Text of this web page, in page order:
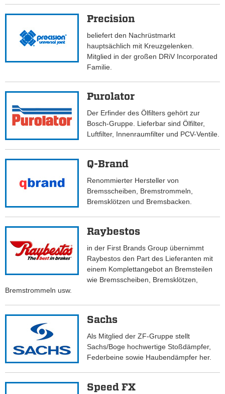
Precision
beliefert den Nachrüstmarkt
hauptsächlich mit Kreuzgelenken.
Mitglied in der großen DRiV Incorporated
Familie.
Purolator
Der Erfinder des Ölfilters gehört zur
Bosch-Gruppe. Lieferbar sind Ölfilter,
Luftfilter, Innenraumfilter und PCV-Ventile.
Q-Brand
Renommierter Hersteller von
Bremsscheiben, Bremstrommeln,
Bremsklötzen und Bremsbacken.
Raybestos
in der First Brands Group übernimmt
Raybestos den Part des Lieferanten mit
einem Komplettangebot an Bremsteilen
wie Bremsscheiben, Bremsklötzen,
Bremstrommeln usw.
Sachs
Als Mitglied der ZF-Gruppe stellt
Sachs/Boge hochwertige Stoßdämpfer,
Federbeine sowie Haubendämpfer her.
Speed FX